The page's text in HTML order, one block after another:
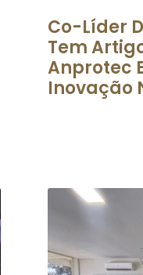
Co-Líder
Tem
Anprotec
Inovação